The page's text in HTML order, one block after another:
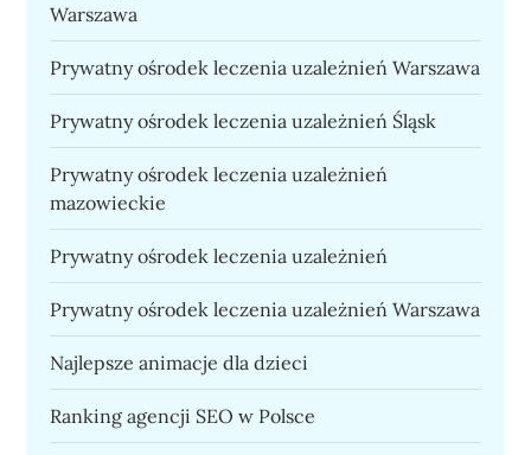
Warszawa
Prywatny ośrodek leczenia uzależnień Warszawa
Prywatny ośrodek leczenia uzależnień Śląsk
Prywatny ośrodek leczenia uzależnień
mazowieckie
Prywatny ośrodek leczenia uzależnień
Prywatny ośrodek leczenia uzależnień Warszawa
Najlepsze animacje dla dzieci
Ranking agencji SEO w Polsce